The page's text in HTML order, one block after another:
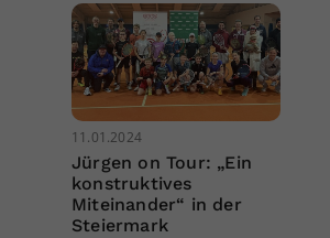
11.01.2024
Jürgen on Tour: „Ein
konstruktives
Miteinander“ in der
Steiermark